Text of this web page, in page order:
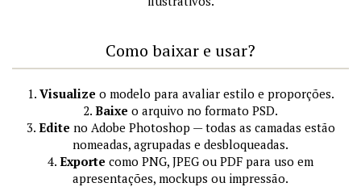
Como baixar e usar?
1. Visualize o modelo para avaliar estilo e proporções.
2. Baixe o arquivo no formato PSD.
3. Edite no Adobe Photoshop — todas as camadas estão
nomeadas, agrupadas e desbloqueadas.
4. Exporte como PNG, JPEG ou PDF para uso em
apresentações, mockups ou impressão.